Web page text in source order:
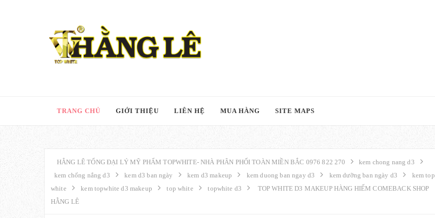
TRANG CHỦ GIỚI THIỆU LIÊN HỆ MUA HÀNG SITE MAPS
HẲNG LÊ TỔNG ĐẠI LÝ MỸ PHẨM TOPWHITE- NHÀ PHÂN PHỐI TOÀN MIỀN BẮC 0976 822 270
kem chong nang d3
kem chống nắng d3
kem d3 ban ngày kem d3 makeup kem duong ban ngay d3 kem dưỡng ban ngày d3
kem top
white
kem topwhite d3 makeup top white topwhite d3
TOP WHITE D3 MAKEUP HÀNG HIẾM COMEBACK SHOP
HẰNG LÊ